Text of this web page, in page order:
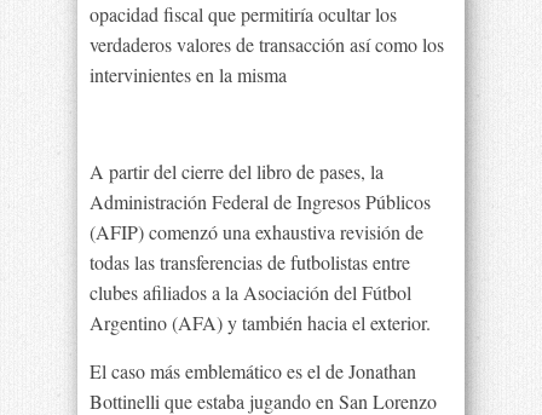
opacidad fiscal que permitiría ocultar los
verdaderos valores de transacción así como los
intervinientes en la misma
A partir del cierre del libro de pases, la
Administración Federal de Ingresos Públicos
(AFIP) comenzó una exhaustiva revisión de
todas las transferencias de futbolistas entre
clubes afiliados a la Asociación del Fútbol
Argentino (AFA) y también hacia el exterior.
El caso más emblemático es el de Jonathan
Bottinelli que estaba jugando en San Lorenzo